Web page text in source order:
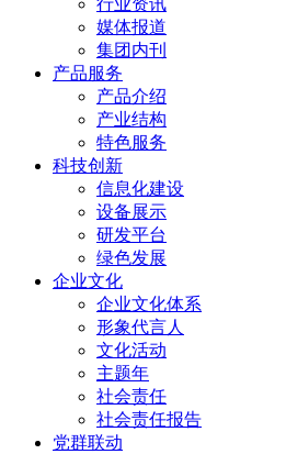
媒体报道
集团内刊
产品服务
产品介绍
产业结构
特色服务
科技创新
信息化建设
设备展示
研发平台
绿色发展
企业文化
企业文化体系
形象代言人
文化活动
主题年
社会责任
社会责任报告
党群联动